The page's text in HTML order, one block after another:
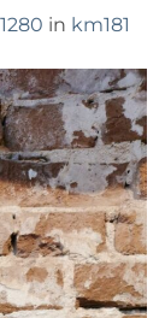
in km181